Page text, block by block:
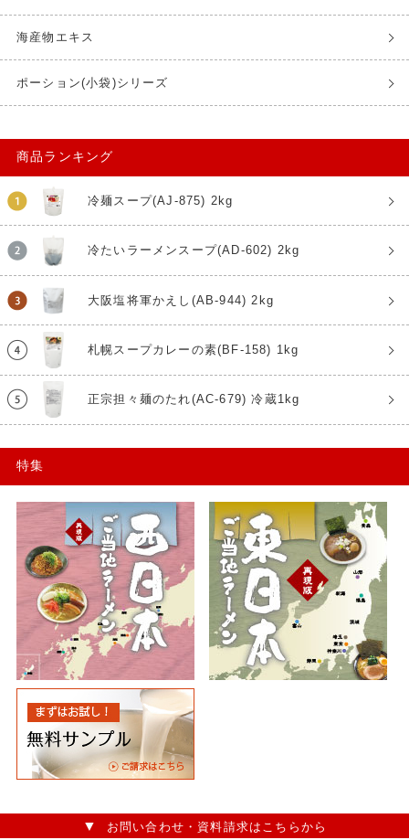
海産物エキス
ポーション(小袋)シリーズ
商品ランキング
冷麺スープ(AJ-875) 2kg
冷たいラーメンスープ(AD-602) 2kg
大阪塩将軍かえし(AB-944) 2kg
札幌スープカレーの素(BF-158) 1kg
正宗担々麺のたれ(AC-679) 冷蔵1kg
特集
お問い合わせ・資料請求はこちらから